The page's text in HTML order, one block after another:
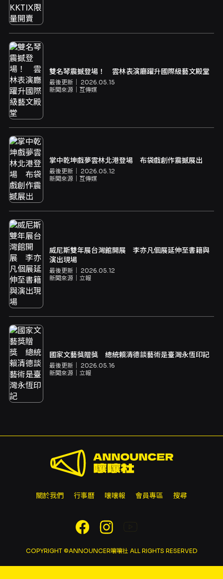
雙名琴震撼登場！ 雲林表演廳躍升國際級藝文殿堂
最後更新｜ 2026.05.15
新聞來源｜ 互傳媒
掌中乾坤戲夢雲林北港登場 布袋戲創作震撼展出
最後更新｜ 2026.05.12
新聞來源｜ 互傳媒
威尼斯雙年展台灣館開展 李亦凡個展延伸至書籍與
演出現場
最後更新｜ 2026.05.12
新聞來源｜ 立報
國家文藝獎贈獎 總統賴清德談藝術是臺灣永恆印記
最後更新｜ 2026.05.16
新聞來源｜ 立報
關於我們 行事曆 嚷嚷報 會員專區 搜尋
COPYRIGHT ©ANNOUNCER嚷嚷社 ALL RIGHTS RESERVED